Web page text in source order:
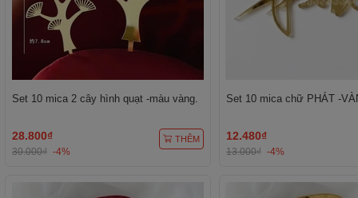
Set 10 mica 2 cây hình quạt -màu vàng.
28.800₫
30.000₫ -4%
THÊM
Set 10 mica chữ PHÁT -
12.480₫
13.000₫ -4%